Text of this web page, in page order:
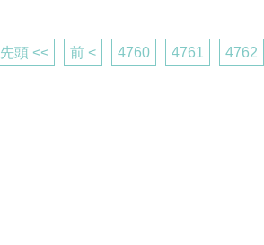
先頭 << 前 < 4760 4761 4762